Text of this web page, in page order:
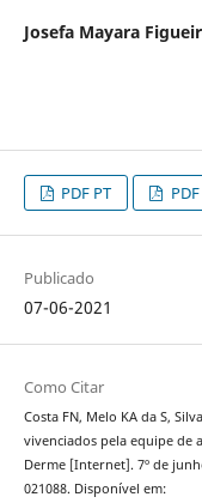
Josefa Mayara
PDF PT
Publicado
07-06-2021
Como Citar
Costa FN, Melo KA da S,
vivenciados pela equipe de
Derme [Internet]. 7º de
021088. Disponível em: